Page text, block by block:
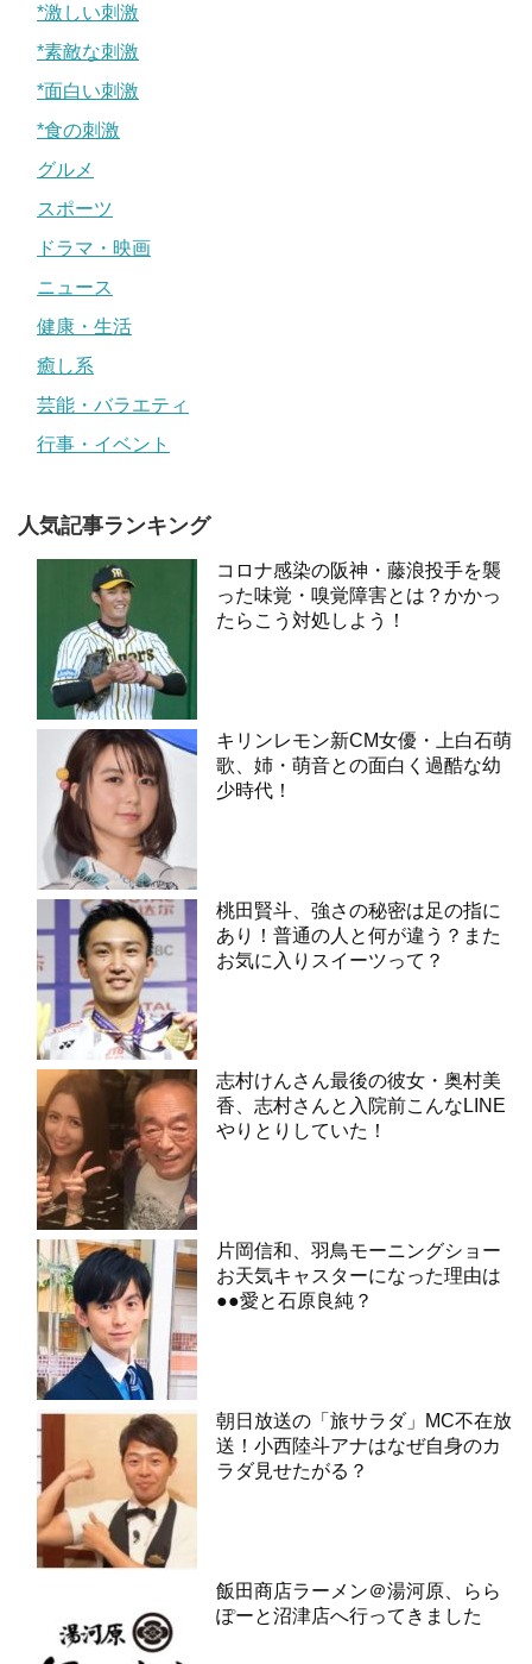
*激しい刺激
*素敵な刺激
*面白い刺激
*食の刺激
グルメ
スポーツ
ドラマ・映画
ニュース
健康・生活
癒し系
芸能・バラエティ
行事・イベント
人気記事ランキング
コロナ感染の阪神・藤浪投手を襲
った味覚・嗅覚障害とは？かかっ
たらこう対処しよう！
キリンレモン新CM女優・上白石萌
歌、姉・萌音との面白く過酷な幼
少時代！
桃田賢斗、強さの秘密は足の指に
あり！普通の人と何が違う？また
お気に入りスイーツって？
志村けんさん最後の彼女・奥村美
香、志村さんと入院前こんなLINE
やりとりしていた！
片岡信和、羽鳥モーニングショー
お天気キャスターになった理由は
●●愛と石原良純？
朝日放送の「旅サラダ」MC不在放
送！小西陸斗アナはなぜ自身のカ
ラダ見せたがる？
飯田商店ラーメン＠湯河原、らら
ぽーと沼津店へ行ってきました